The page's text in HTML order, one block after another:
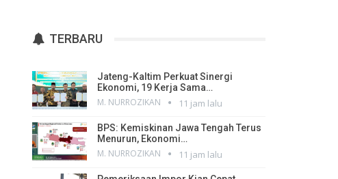
TERBARU
Jateng-Kaltim Perkuat Sinergi
Ekonomi, 19 Kerja Sama…
M. NURROZIKAN 11 jam lalu
BPS: Kemiskinan Jawa Tengah Terus
Menurun, Ekonomi…
M. NURROZIKAN 11 jam lalu